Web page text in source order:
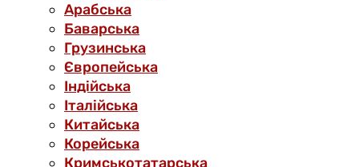
Арабська
Баварська
Грузинська
Європейська
Індійська
Італійська
Китайська
Корейська
Кримськотатарська